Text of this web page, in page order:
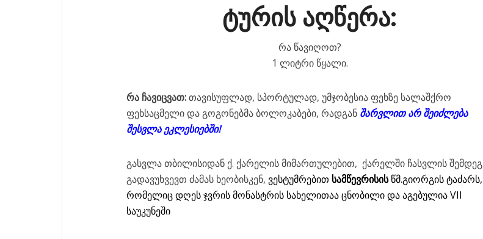
ტურის აღწერა:
რა წავიღოთ?
1 ლიტრი წყალი.
რა ჩავიცვათ:თავისუფლად, სპორტულად, უმჯობესია ფეხზე სალაშქრო
ფეხსაცმელი და გოგონებმა ბოლოკაბები, რადგან შარვლით არ შეიძლება
შესვლა ეკლესიებში!
გასვლა თბილისიდან ქ. ქარელის მიმართულებით, ქარელში ჩასვლის შემდეგ
გადავუხვევთ ძამას ხეობისკენ, ვესტუმრებით სამწევრისისწმ.გიორგის ტაძარს,
რომელიც დღეს ჯვრის მონასტრის სახელითაა ცნობილი და აგებულია VII
საუკუნეში